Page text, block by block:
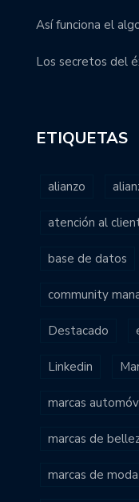
Así funciona el
Los secretos del
ETIQUETAS
alianzo
atención al
base de datos
community
Destacado
Linkedin
marcas
marcas de
marcas de moda